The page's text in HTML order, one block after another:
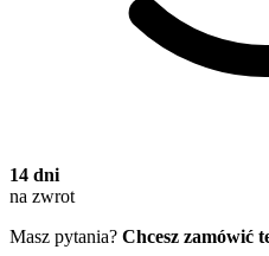
14 dni
na zwrot
Masz pytania? Chcesz zamówić